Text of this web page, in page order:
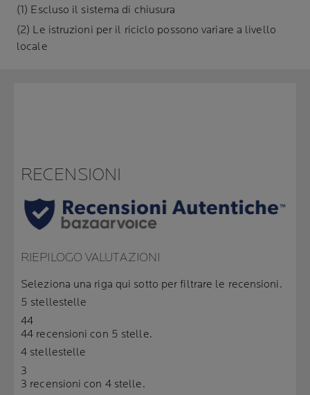
(1) Escluso il sistema di chiusura
(2) Le istruzioni per il riciclo possono variare a livello
locale
RECENSIONI
RIEPILOGO VALUTAZIONI
Seleziona una riga qui sotto per filtrare le recensioni.
5 stellestelle
44
44 recensioni con 5 stelle.
4 stellestelle
3
3 recensioni con 4 stelle.